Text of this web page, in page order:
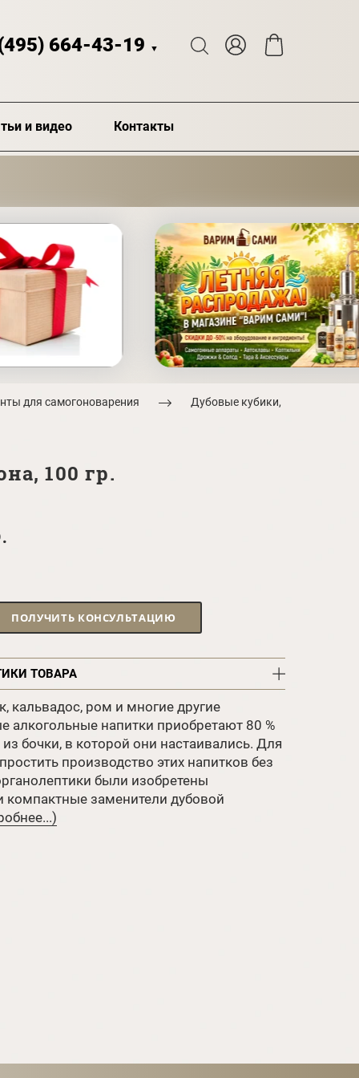
664-43-19 ▼
и видео Контакты
для самогоноварения Дубовые кубики,
100 гр.
ПОЛУЧИТЬ КОНСУЛЬТАЦИЮ
ТОВАРА
кальвадос, ром и многие другие
алкогольные напитки приобретают 80 %
из бочки, в которой они настаивались. Для
производство этих напитков без
были изобретены
заменители дубовой